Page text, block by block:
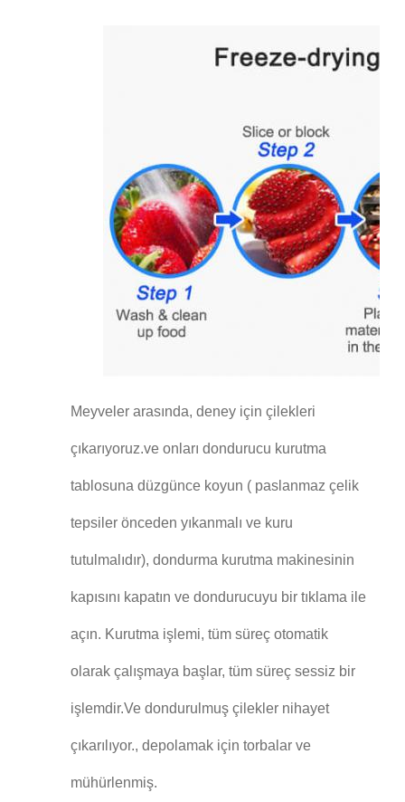
Meyveler arasında, deney için çilekleri
çıkarıyoruz.ve onları dondurucu kurutma
tablosuna düzgünce koyun ( paslanmaz çelik
tepsiler önceden yıkanmalı ve kuru
tutulmalıdır), dondurma kurutma makinesinin
kapısını kapatın ve dondurucuyu bir tıklama ile
açın. Kurutma işlemi, tüm süreç otomatik
olarak çalışmaya başlar, tüm süreç sessiz bir
işlemdir.Ve dondurulmuş çilekler nihayet
çıkarılıyor., depolamak için torbalar ve
mühürlenmiş.